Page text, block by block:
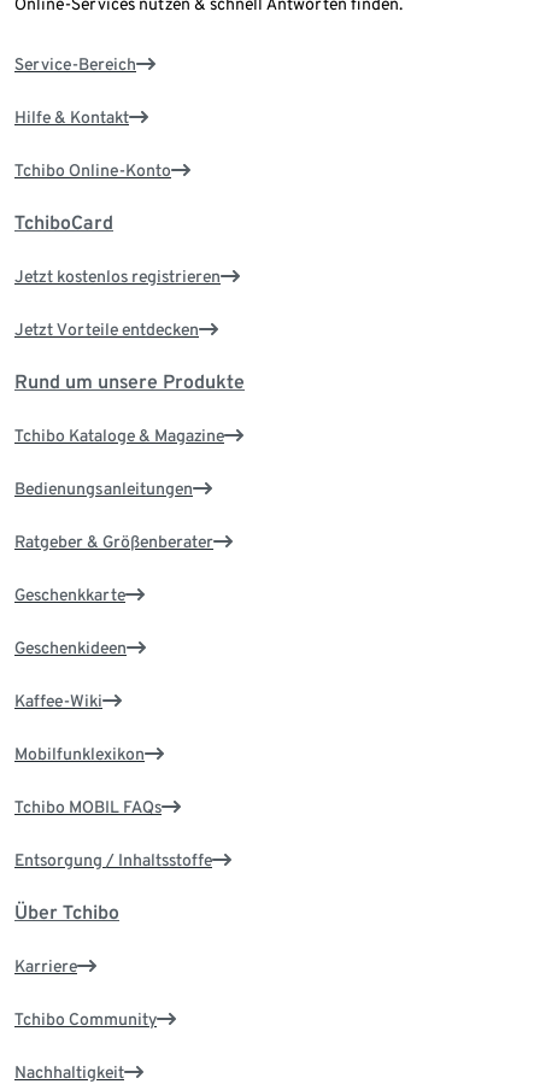
Online-Services nutzen & schnell Antworten finden.
Service-Bereich
Hilfe & Kontakt
Tchibo Online-Konto
TchiboCard
Jetzt kostenlos registrieren
Jetzt Vorteile entdecken
Rund um unsere Produkte
Tchibo Kataloge & Magazine
Bedienungsanleitungen
Ratgeber & Größenberater
Geschenkkarte
Geschenkideen
Kaffee-Wiki
Mobilfunklexikon
Tchibo MOBIL FAQs
Entsorgung / Inhaltsstoffe
Über Tchibo
Karriere
Tchibo Community
Nachhaltigkeit